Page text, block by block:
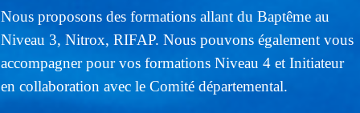
Nous proposons des formations allant du Baptême au
Niveau 3, Nitrox, RIFAP. Nous pouvons également vous
accompagner pour vos formations Niveau 4 et Initiateur
en collaboration avec le Comité départemental.